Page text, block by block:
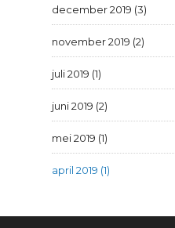
december 2019 (3)
november 2019 (2)
juli 2019 (1)
juni 2019 (2)
mei 2019 (1)
april 2019 (1)